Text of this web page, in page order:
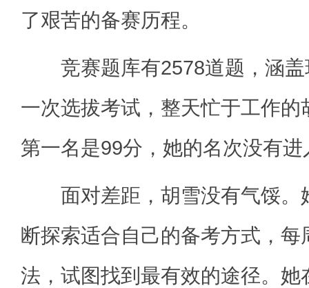
了艰苦的备赛历程。
竞赛题库有2578道题，涵盖
一次选拔考试，整天忙于工作
第一名是99分，她的名次没有
面对差距，胡雪没有气馁。
断探索适合自己的备考方式，
法，试图找到最有效的途径。她